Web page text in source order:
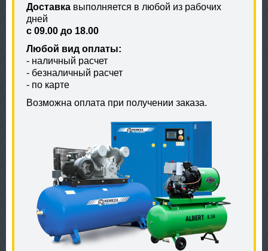
Доставка выполняется в любой из рабочих
дней
с 09.00 до 18.00
Любой вид оплаты:
- наличный расчет
- безналичный расчет
- по карте
Возможна оплата при получении заказа.